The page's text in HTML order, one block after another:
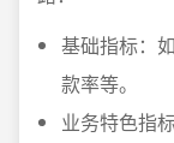
基础指标：
款率等。
业务特色指